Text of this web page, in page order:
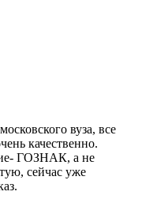
вуза, все
качественно.
ГОЗНАК, а не
сейчас уже